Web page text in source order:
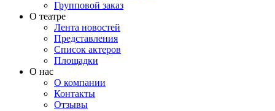
Групповой заказ
О театре
Лента новостей
Представления
Список актеров
Площадки
О нас
О компании
Контакты
Отзывы